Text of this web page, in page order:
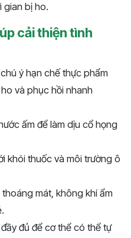
gian bị ho.
cải thiện tình
ý hạn chế thực phẩm
và phục hồi nhanh
ấm để làm dịu cổ họng
khói thuốc và môi trường ô
mát, không khí ẩm
đủ để cơ thể có thể tự